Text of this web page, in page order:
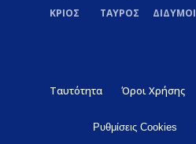
ΚΡΙΟΣ ΤΑΥΡΟΣ ΔΙΔΥΜΟΙ
Ταυτότητα Όροι Χρήσης
Ρυθμίσεις Cookies